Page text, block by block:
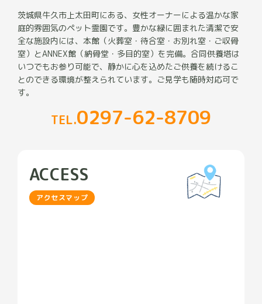
茨城県牛久市上太田町にある、女性オーナーによる温かな家
庭的雰囲気のペット霊園です。豊かな緑に囲まれた清潔で安
全な施設内には、本館（火葬室・待合室・お別れ室・ご収骨
室）とANNEX館（納骨堂・多目的室）を完備。合同供養塔は
いつでもお参り可能で、静かに心を込めたご供養を続けるこ
とのできる環境が整えられています。ご見学も随時対応可で
す。
TEL.0297-62-8709
ACCESS
アクセスマップ